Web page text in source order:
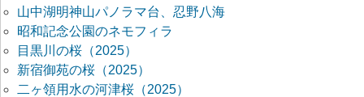
山中湖明神山パノラマ台、忍野八海
昭和記念公園のネモフィラ
目黒川の桜（2025）
新宿御苑の桜（2025）
二ヶ領用水の河津桜（2025）